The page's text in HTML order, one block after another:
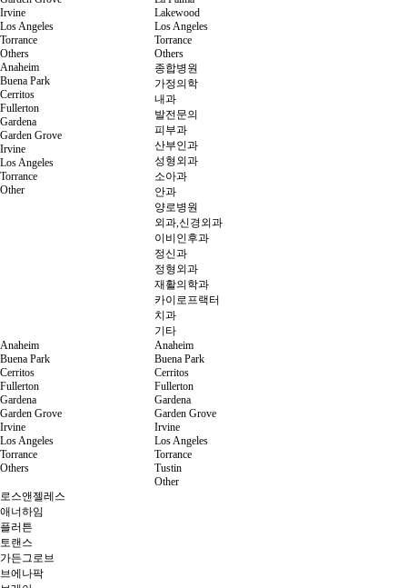
Irvine
Los Angeles
Torrance
Others
Lakewood
Los Angeles
Torrance
Others
Anaheim
Buena Park
Cerritos
Fullerton
Gardena
Garden Grove
Irvine
Los Angeles
Torrance
Other
종합병원
가정의학
내과
발전문의
피부과
산부인과
성형외과
소아과
안과
양로병원
외과,신경외과
이비인후과
정신과
정형외과
재활의학과
카이로프랙터
치과
기타
Anaheim
Buena Park
Cerritos
Fullerton
Gardena
Garden Grove
Irvine
Los Angeles
Torrance
Others
Anaheim
Buena Park
Cerritos
Fullerton
Gardena
Garden Grove
Irvine
Los Angeles
Torrance
Tustin
Other
로스앤젤레스
애너하임
플러튼
토랜스
가든그로브
브에나팍